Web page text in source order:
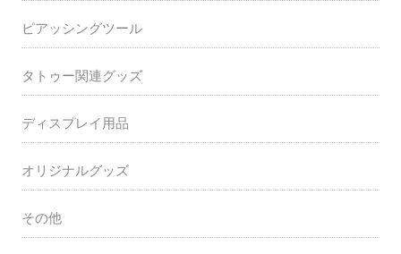
ピアッシングツール
タトゥー関連グッズ
ディスプレイ用品
オリジナルグッズ
その他